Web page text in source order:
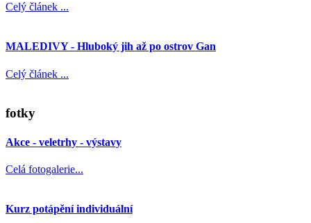
Celý článek ...
MALEDIVY - Hluboký jih až po ostrov Gan
Celý článek ...
fotky
Akce - veletrhy - výstavy
Celá fotogalerie...
Kurz potápění individuální